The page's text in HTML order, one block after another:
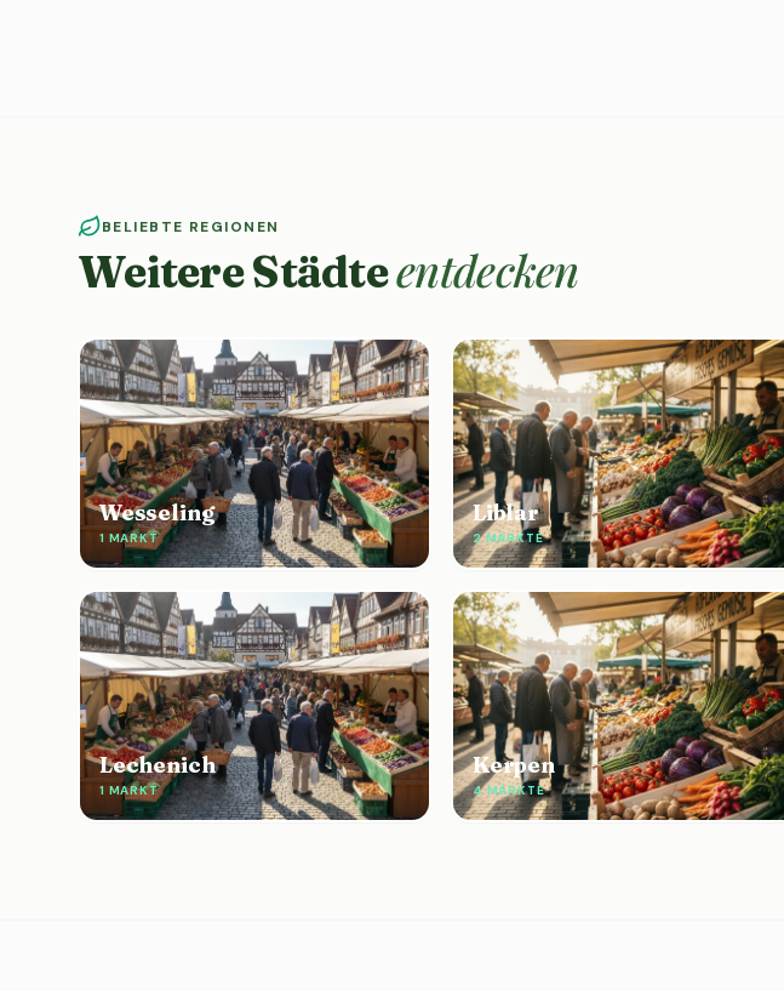
BELIEBTE REGIONEN
Weitere Städteentdecken
Wesseling
1 MARKT
Liblar
2 MÄRKTE
Lechenich
1 MARKT
Kerpen
4 MÄRKTE